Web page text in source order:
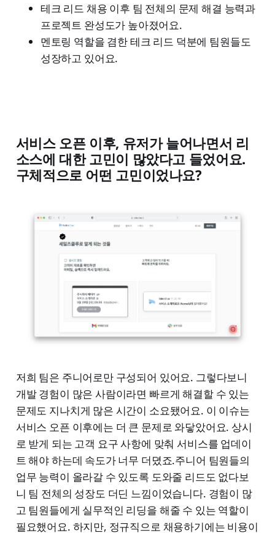
테크 리드 채용 이후 팀 전체의 문제 해결 능력과
프로젝트 완성도가 높아졌어요.
멘토링 역할을 겸한 테크 리드 덕분에 팀원들도
성장하고 있어요.
서비스 오픈 이후, 유저가 늘어나면서 리
소스에 대한 고민이 많았다고 들었어요.
구체적으로 어떤 고민이었나요?
저희 팀은 주니어로만 구성되어 있어요. 그렇다보니
개발 경험이 많은 사람이라면 빠르게 해결할 수 있는
문제도 지나치게 많은 시간이 소요됐어요. 이 이슈는
서비스 오픈 이후에는 더 큰 문제로 와닿았어요. 상시
로 받게 되는 고객 요구 사항에 맞춰 서비스를 업데이
트 해야 하는데 속도가 너무 더뎠죠.주니어 팀원들의
업무 능력이 올라갈 수 있도록 도와줄 리드도 없다보
니 팀 전체의 성장도 더딘 느낌이었습니다. 경험이 많
고 팀원들에게 실무적인 리딩을 해줄 수 있는 역할이
필요했어요. 하지만, 정규직으로 채용하기에는 비용이